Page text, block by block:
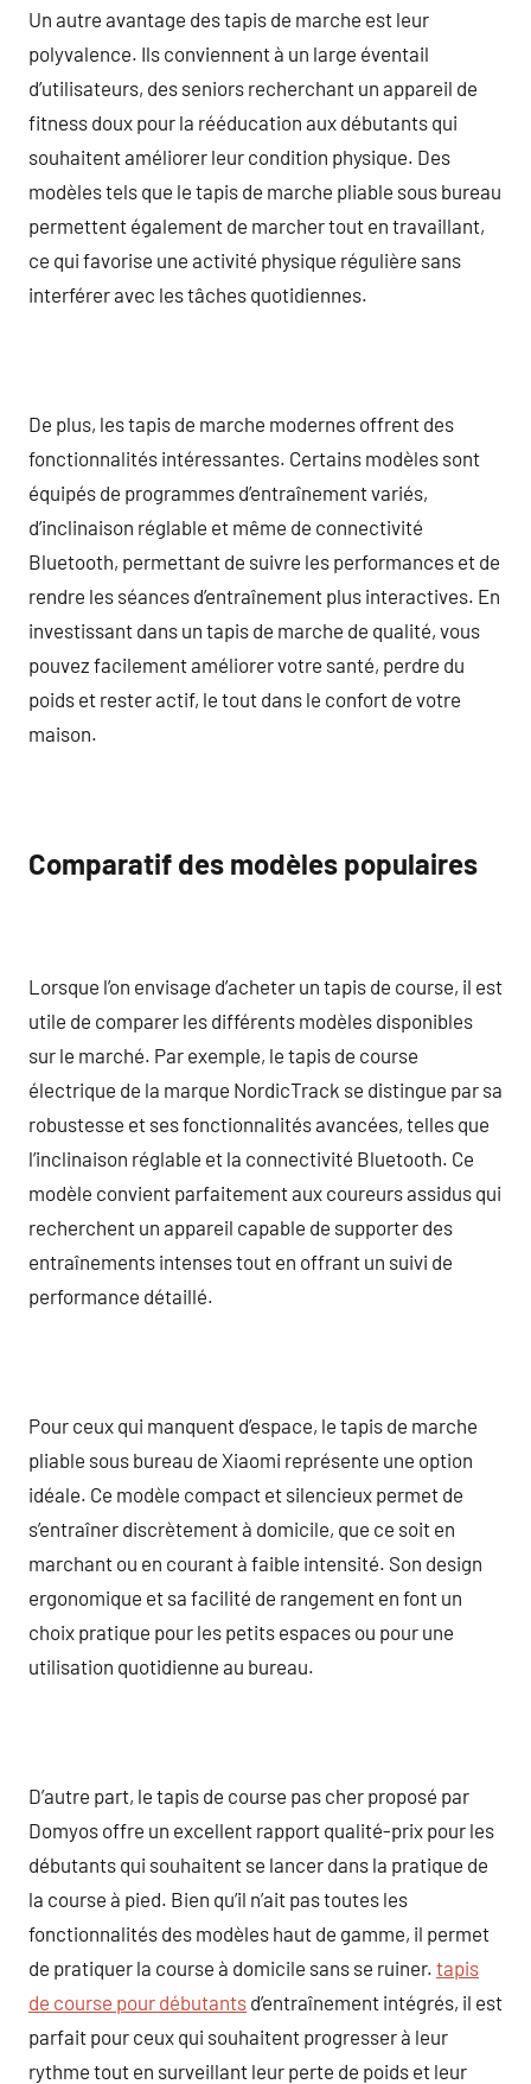
Un autre avantage des tapis de marche est leur
polyvalence. Ils conviennent à un large éventail
d’utilisateurs, des seniors recherchant un appareil de
fitness doux pour la rééducation aux débutants qui
souhaitent améliorer leur condition physique. Des
modèles tels que le tapis de marche pliable sous bureau
permettent également de marcher tout en travaillant,
ce qui favorise une activité physique régulière sans
interférer avec les tâches quotidiennes.
De plus, les tapis de marche modernes offrent des
fonctionnalités intéressantes. Certains modèles sont
équipés de programmes d’entraînement variés,
d’inclinaison réglable et même de connectivité
Bluetooth, permettant de suivre les performances et de
rendre les séances d’entraînement plus interactives. En
investissant dans un tapis de marche de qualité, vous
pouvez facilement améliorer votre santé, perdre du
poids et rester actif, le tout dans le confort de votre
maison.
Comparatif des modèles populaires
Lorsque l’on envisage d’acheter un tapis de course, il est
utile de comparer les différents modèles disponibles
sur le marché. Par exemple, le tapis de course
électrique de la marque NordicTrack se distingue par sa
robustesse et ses fonctionnalités avancées, telles que
l’inclinaison réglable et la connectivité Bluetooth. Ce
modèle convient parfaitement aux coureurs assidus qui
recherchent un appareil capable de supporter des
entraînements intenses tout en offrant un suivi de
performance détaillé.
Pour ceux qui manquent d’espace, le tapis de marche
pliable sous bureau de Xiaomi représente une option
idéale. Ce modèle compact et silencieux permet de
s’entraîner discrètement à domicile, que ce soit en
marchant ou en courant à faible intensité. Son design
ergonomique et sa facilité de rangement en font un
choix pratique pour les petits espaces ou pour une
utilisation quotidienne au bureau.
D’autre part, le tapis de course pas cher proposé par
Domyos offre un excellent rapport qualité-prix pour les
débutants qui souhaitent se lancer dans la pratique de
la course à pied. Bien qu’il n’ait pas toutes les
fonctionnalités des modèles haut de gamme, il permet
de pratiquer la course à domicile sans se ruiner. tapis
de course pour débutants d’entraînement intégrés, il est
parfait pour ceux qui souhaitent progresser à leur
rythme tout en surveillant leur perte de poids et leur